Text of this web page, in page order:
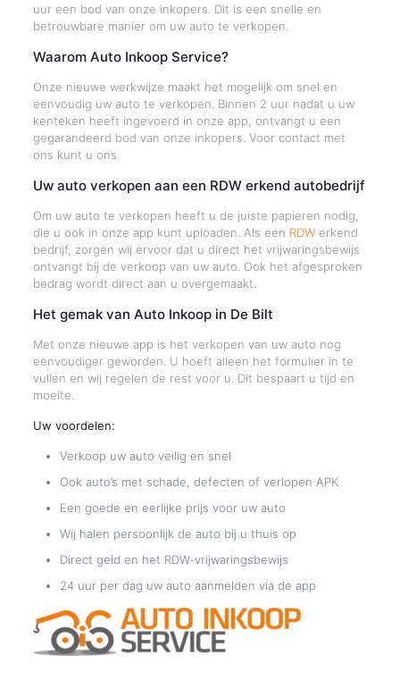
uur een bod van onze inkopers. Dit is een snelle en
betrouwbare manier om uw auto te verkopen.
Waarom Auto Inkoop Service?
Onze nieuwe werkwijze maakt het mogelijk om snel en
eenvoudig uw auto te verkopen. Binnen 2 uur nadat u uw
kenteken heeft ingevoerd in onze app, ontvangt u een
gegarandeerd bod van onze inkopers. Voor contact met
ons kunt u ons
Uw auto verkopen aan een RDW erkend autobedrijf
Om uw auto te verkopen heeft u de juiste papieren nodig,
die u ook in onze app kunt uploaden. Als een RDWerkend
bedrijf, zorgen wij ervoor dat u direct het vrijwaringsbewijs
ontvangt bij de verkoop van uw auto. Ook het afgesproken
bedrag wordt direct aan u overgemaakt.
Het gemak van Auto Inkoop in De Bilt
Met onze nieuwe app is het verkopen van uw auto nog
eenvoudiger geworden. U hoeft alleen het formulier in te
vullen en wij regelen de rest voor u. Dit bespaart u tijd en
moeite.
Uw voordelen:
Verkoop uw auto veilig en snel
Ook auto’s met schade, defecten of verlopen APK
Een goede en eerlijke prijs voor uw auto
Wij halen persoonlijk de auto bij u thuis op
Direct geld en het RDW-vrijwaringsbewijs
24 uur per dag uw auto aanmelden via de app